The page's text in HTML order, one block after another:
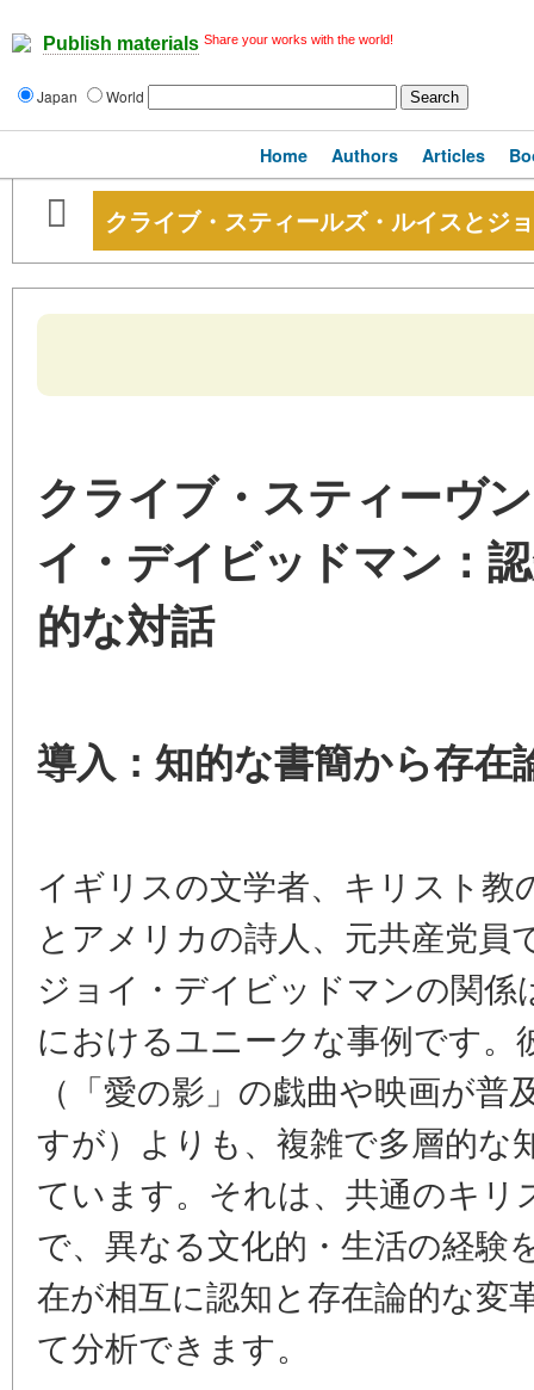
Publish materials Share your works with the world!
Japan World
Home Authors Articles
クライブ・スティールズ・ルイスとジ
クライブ・スティーヴ
イ・デイビッドマン：
的な対話
導入：知的な書簡から存在
イギリスの文学者、キリスト
とアメリカの詩人、元共産党
ジョイ・デイビッドマンの関
におけるユニークな事例です
（「愛の影」の戯曲や映画が
すが）よりも、複雑で多層的な
ています。それは、共通のキリ
で、異なる文化的・生活の経験
在が相互に認知と存在論的な変
て分析できます。